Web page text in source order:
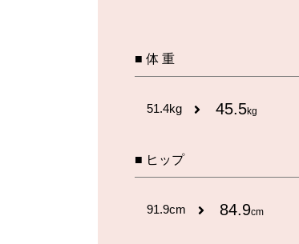
■ 体 重
51.4kg 45.5kg
■ ヒップ
91.9cm 84.9cm